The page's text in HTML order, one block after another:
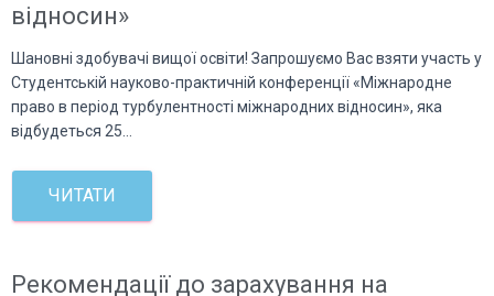
відносин»
Шановні здобувачі вищої освіти! Запрошуємо Вас взяти участь у
Студентській науково-практичній конференції «Міжнародне
право в період турбулентності міжнародних відносин», яка
відбудеться 25…
ЧИТАТИ
Рекомендації до зарахування на